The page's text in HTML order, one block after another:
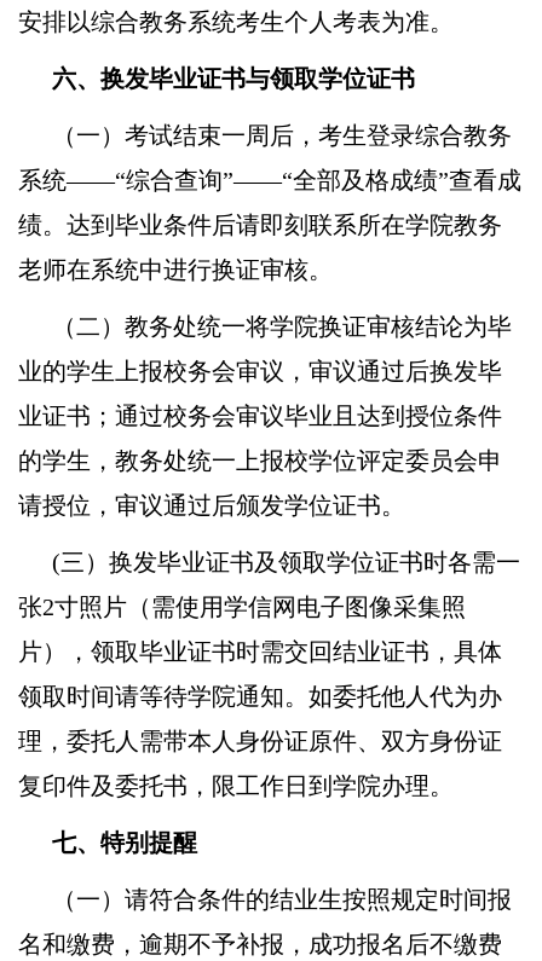
安排以综合教务系统考生个人考表为准。
六、换发毕业证书与领取学位证书
（一）考试结束一周后，考生登录综合教务
系统——“综合查询”——“全部及格成绩”查看成
绩。达到毕业条件后请即刻联系所在学院教务
老师在系统中进行换证审核。
（二）教务处统一将学院换证审核结论为毕
业的学生上报校务会审议，审议通过后换发毕
业证书；通过校务会审议毕业且达到授位条件
的学生，教务处统一上报校学位评定委员会申
请授位，审议通过后颁发学位证书。
(三）换发毕业证书及领取学位证书时各需一
张2寸照片（需使用学信网电子图像采集照
片），领取毕业证书时需交回结业证书，具体
领取时间请等待学院通知。如委托他人代为办
理，委托人需带本人身份证原件、双方身份证
复印件及委托书，限工作日到学院办理。
七、特别提醒
（一）请符合条件的结业生按照规定时间报
名和缴费，逾期不予补报，成功报名后不缴费